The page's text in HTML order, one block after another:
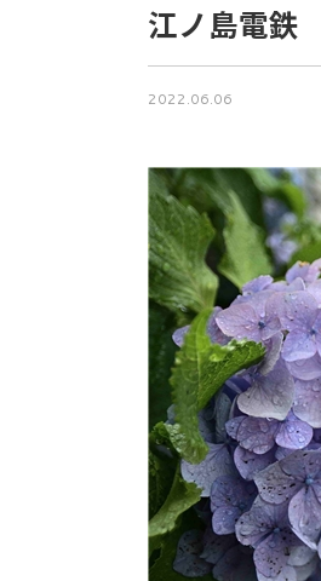
江ノ島電鉄
2022.06.06